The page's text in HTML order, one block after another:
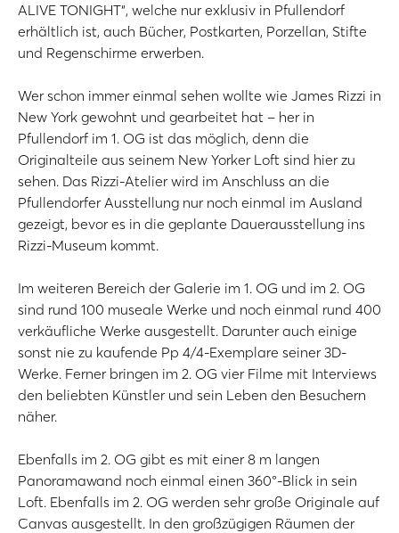
ALIVE TONIGHT“, welche nur exklusiv in Pfullendorf
erhältlich ist, auch Bücher, Postkarten, Porzellan, Stifte
und Regenschirme erwerben.
Wer schon immer einmal sehen wollte wie James Rizzi in
New York gewohnt und gearbeitet hat – her in
Pfullendorf im 1. OG ist das möglich, denn die
Originalteile aus seinem New Yorker Loft sind hier zu
sehen. Das Rizzi-Atelier wird im Anschluss an die
Pfullendorfer Ausstellung nur noch einmal im Ausland
gezeigt, bevor es in die geplante Dauerausstellung ins
Rizzi-Museum kommt.
Im weiteren Bereich der Galerie im 1. OG und im 2. OG
sind rund 100 museale Werke und noch einmal rund 400
verkäufliche Werke ausgestellt. Darunter auch einige
sonst nie zu kaufende Pp 4/4-Exemplare seiner 3D-
Werke. Ferner bringen im 2. OG vier Filme mit Interviews
den beliebten Künstler und sein Leben den Besuchern
näher.
Ebenfalls im 2. OG gibt es mit einer 8 m langen
Panoramawand noch einmal einen 360°-Blick in sein
Loft. Ebenfalls im 2. OG werden sehr große Originale auf
Canvas ausgestellt. In den großzügigen Räumen der